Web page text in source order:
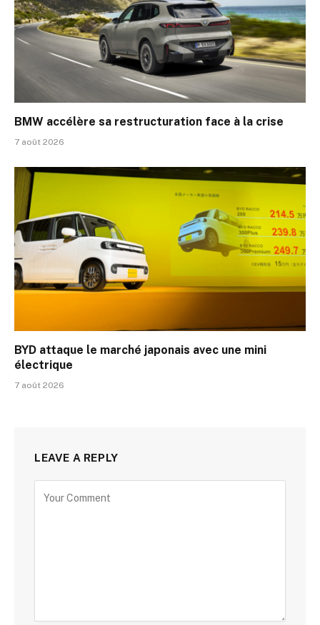
BMW accélère sa restructuration face à la crise
7 août 2026
BYD attaque le marché japonais avec une mini
électrique
7 août 2026
LEAVE A REPLY